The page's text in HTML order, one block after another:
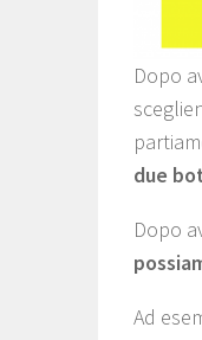
Dopo
due
Dopo
Ad